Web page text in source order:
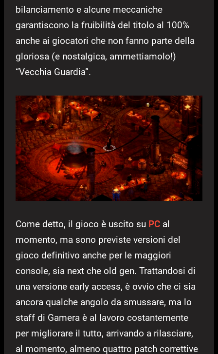
bilanciamento e alcune meccaniche
garantiscono la fruibilità del titolo al 100%
anche ai giocatori che non fanno parte della
gloriosa (e nostalgica, ammettiamolo!)
“Vecchia Guardia”.
Come detto, il gioco è uscito su PC al
momento, ma sono previste versioni del
gioco definitivo anche per le maggiori
console, sia next che old gen. Trattandosi di
una versione early access, è ovvio che ci sia
ancora qualche angolo da smussare, ma lo
staff di Gamera è al lavoro costantemente
per migliorare il tutto, arrivando a rilasciare,
al momento, almeno quattro patch correttive